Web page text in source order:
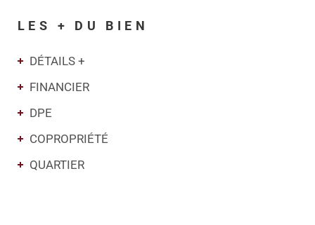
LES + DU BIEN
DÉTAILS +
FINANCIER
DPE
COPROPRIÉTÉ
QUARTIER